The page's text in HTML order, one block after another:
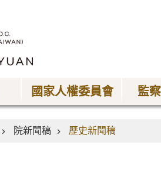
國家人權委員會 監
院新聞稿 歷史新聞稿